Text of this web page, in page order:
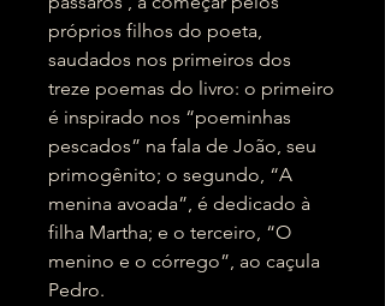
próprios filhos do poeta,
saudados nos primeiros dos
treze poemas do livro: o primeiro
é inspirado nos “poeminhas
pescados” na fala de João, seu
primogênito; o segundo, “A
menina avoada”, é dedicado à
filha Martha; e o terceiro, “O
menino e o córrego”, ao caçula
Pedro.